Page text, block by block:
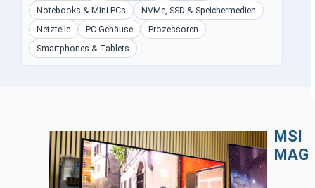
Notebooks & MIni-PCs
NVMe, SSD & Speichermedien
Netzteile
PC-Gehäuse
Prozessoren
Smartphones & Tablets
MSI
MAG